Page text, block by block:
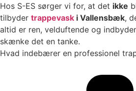
Hos S-ES sørger vi for, at det ikke
tilbyder trappevask i Vallensbæk,
altid er ren, velduftende og
skænke det en tanke.
Hvad indebærer en professionel